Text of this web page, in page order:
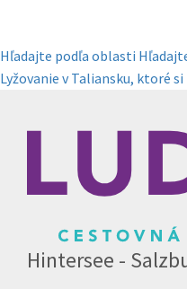
Hľadajte podľa oblasti
Lyžovanie v Taliansku, ktoré
Hintersee -